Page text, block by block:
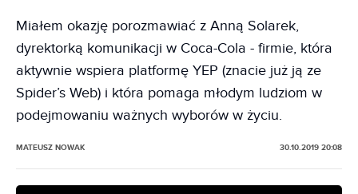
Miałem okazję porozmawiać z Anną Solarek,
dyrektorką komunikacji w Coca-Cola - firmie, która
aktywnie wspiera platformę YEP (znacie już ją ze
Spider’s Web) i która pomaga młodym ludziom w
podejmowaniu ważnych wyborów w życiu.
MATEUSZ NOWAK 30.10.2019 20:08